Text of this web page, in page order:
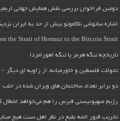
دومین فراخوان بررسی نقش همایش جهانی
اشاره ساتوشی ناکاموتو بیش از حد به ایران
the Strait of Hormuz to the Bitcoin Strait
تاریخچه تنگه هرمز یا تنگه اهورامزدا
تحولات فلسطین و خاورمیانه، از زاویه ای
دو برابر تعداد ساختمان های ویران شده در حلب
رژیم صهیونیستی قبرس را هم می‌خواهد اشغال
تخریب قبور ائمه بقیع در نظر اهل سنت هیچ